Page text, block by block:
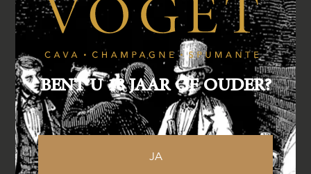
Bestellen
Specificaties
BENT U 18 JAAR OF OUDER?
JA